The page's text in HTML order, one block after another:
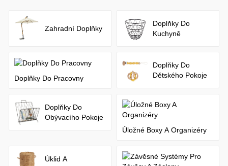
Zahradní Doplňky
Doplňky Do
Kuchyně
Doplňky Do Pracovny
Doplňky Do
Dětského Pokoje
Doplňky Do
Obývacího Pokoje
Úložné Boxy A Organizéry
Úklid A